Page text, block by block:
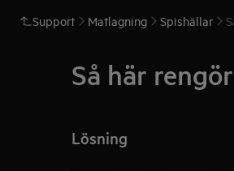
Support Matlagning Spishällar
Så här
Lösning